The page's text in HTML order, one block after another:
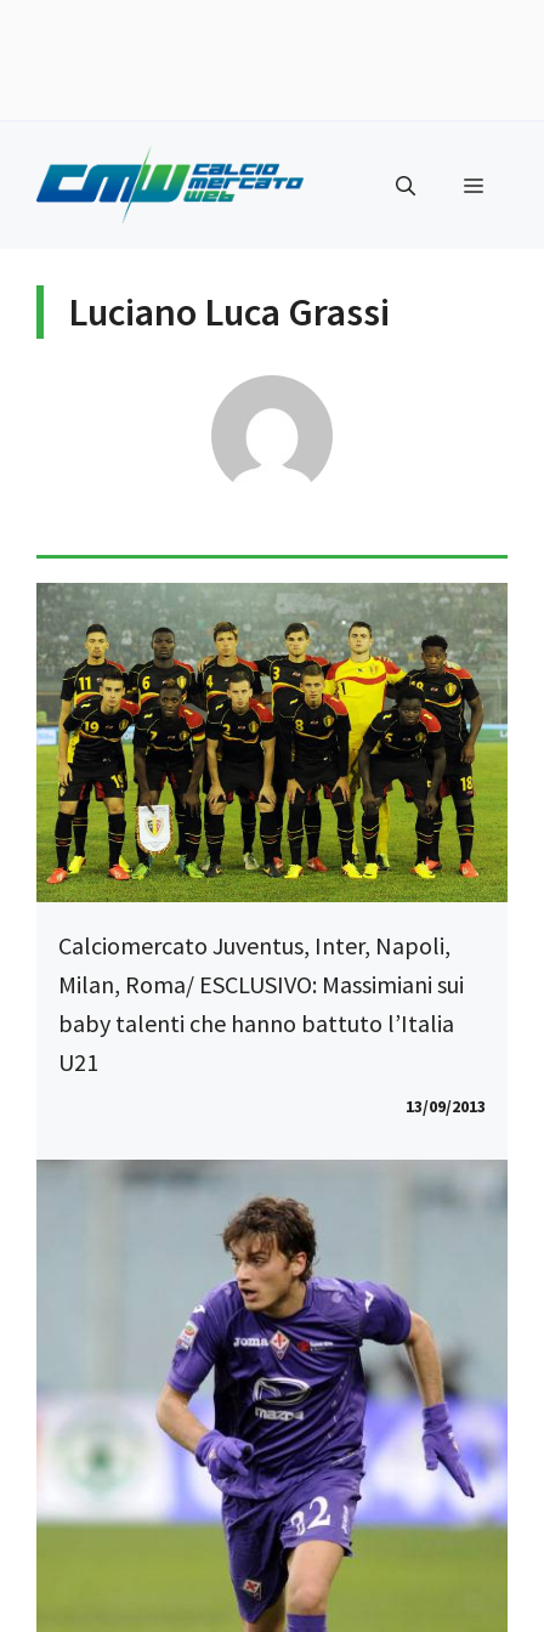
contenuto
Menu
Luciano Luca Grassi
Calciomercato Juventus, Inter, Napoli,
Milan, Roma/ ESCLUSIVO: Massimiani sui
baby talenti che hanno battuto l’Italia
U21
13/09/2013